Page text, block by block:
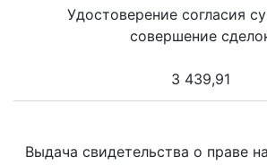
Удостоверение согласия
совершение
3 439,91
Выдача свидетельства о праве